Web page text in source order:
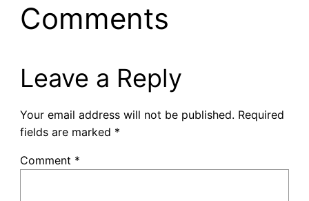
Comments
Leave a Reply
Your email address will not be published. Required
fields are marked *
Comment *